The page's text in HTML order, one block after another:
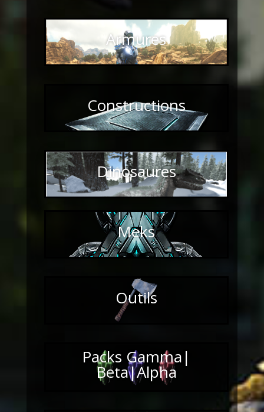
Armures
Constructions
Dinosaures
Meks
Outils
Packs Gamma|
Beta|Alpha